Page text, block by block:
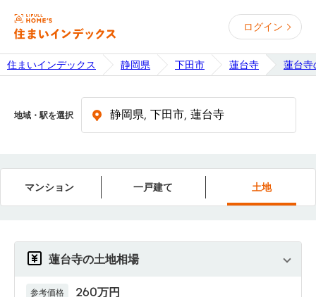
ログイン
住まいインデックス 静岡県 下田市 蓮台寺 蓮台寺
地域・駅を選択
マンション 一戸建て 土地
蓮台寺の土地相場
参考価格 260万円